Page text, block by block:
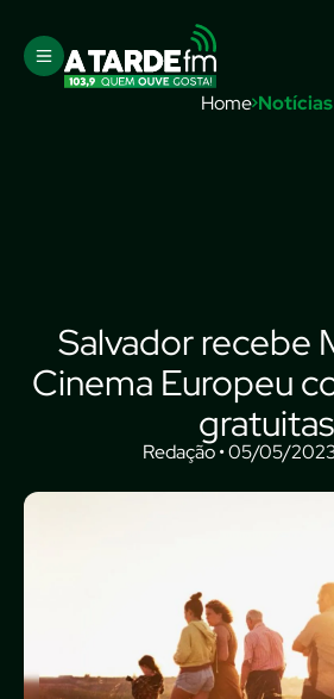
Home Notícias
Salvador recebe
Cinema Europeu
gratuitas
Redação • 05/05/